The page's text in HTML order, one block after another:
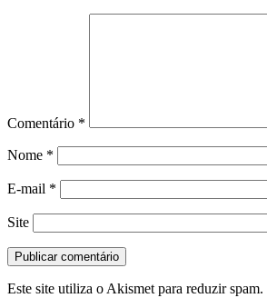
Comentário *
Nome *
E-mail *
Site
Este site utiliza o Akismet para reduzir spam.